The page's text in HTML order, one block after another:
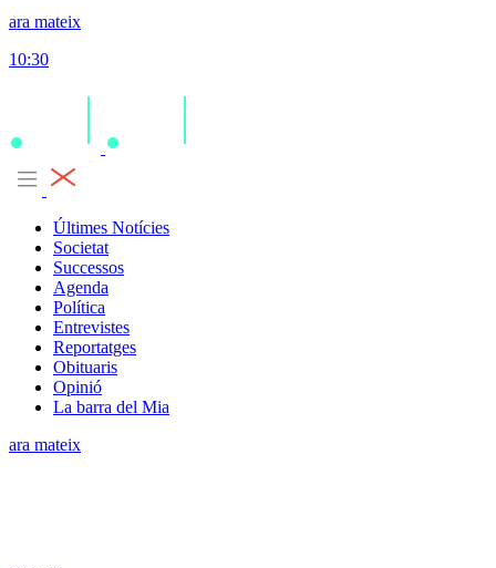
ara mateix
10:30
Últimes Notícies
Societat
Successos
Agenda
Política
Entrevistes
Reportatges
Obituaris
Opinió
La barra del Mia
ara mateix